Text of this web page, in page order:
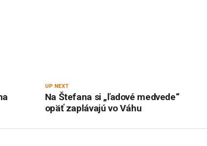
UP NEXT
Na Štefana si „ľadové medvede“
opäť zaplávajú vo Váhu